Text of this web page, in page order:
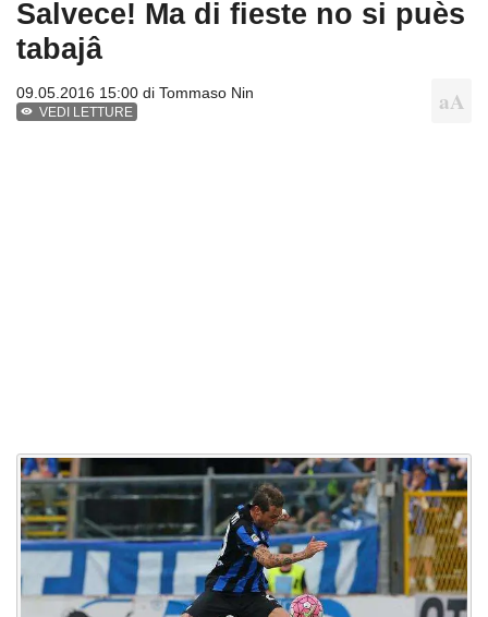
Salvece! Ma di fieste no si puès
tabajâ
09.05.2016 15:00 di Tommaso Nin
VEDI LETTURE